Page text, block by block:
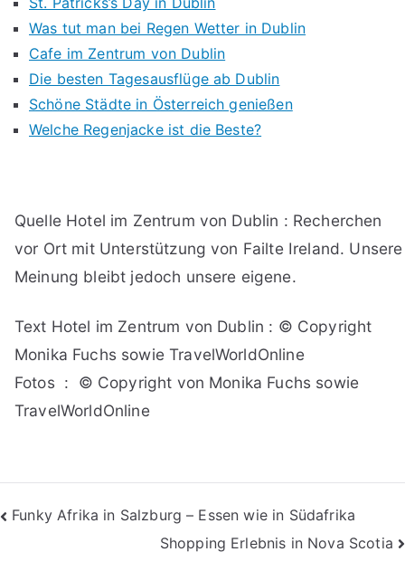
Was tut man bei Regen Wetter in Dublin
Cafe im Zentrum von Dublin
Die besten Tagesausflüge ab Dublin
Schöne Städte in Österreich genießen
Welche Regenjacke ist die Beste?
Quelle Hotel im Zentrum von Dublin : Recherchen
vor Ort mit Unterstützung von Failte Ireland. Unsere
Meinung bleibt jedoch unsere eigene.
Text Hotel im Zentrum von Dublin : © Copyright
Monika Fuchs sowie TravelWorldOnline
Fotos : © Copyright von Monika Fuchs sowie
TravelWorldOnline
Beitragsnavigation
Funky Afrika in Salzburg – Essen wie in Südafrika
Shopping Erlebnis in Nova Scotia